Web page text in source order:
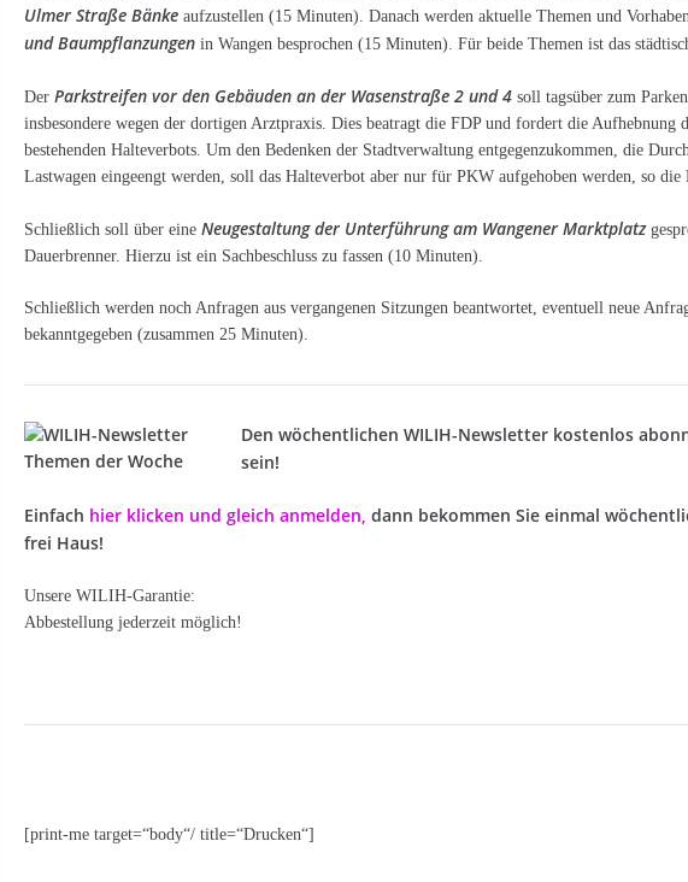
Ulmer Straße Bänke aufzustellen (15 Minuten). Danach werden aktuelle Themen und
und Baumpflanzungen in Wangen besprochen (15 Minuten). Für beide Themen ist das
DerParkstreifen vor den Gebäuden an der Wasenstraße 2 und 4 soll tagsüber zum
insbesondere wegen der dortigen Arztpraxis. Dies beatragt die FDP und fordert die Aufhebnung
bestehenden Halteverbots. Um den Bedenken der Stadtverwaltung entgegenzukommen, die
Lastwagen eingeengt werden, soll das Halteverbot aber nur für PKW aufgehoben werden, so
Schließlich soll über eineNeugestaltung der Unterführung am Wangener Marktplatz
Dauerbrenner. Hierzu ist ein Sachbeschluss zu fassen (10 Minuten).
Schließlich werden noch Anfragen aus vergangenen Sitzungen beantwortet, eventuell neue
bekanntgegeben (zusammen 25 Minuten).
Den wöchentlichen WILIH-Newsletter kostenlos
sein!
Einfach hier klicken und gleich anmelden, dann bekommen Sie einmal
frei Haus!
Unsere WILIH-Garantie:
Abbestellung jederzeit möglich!
[print-me target=“body“/ title=“Drucken“]